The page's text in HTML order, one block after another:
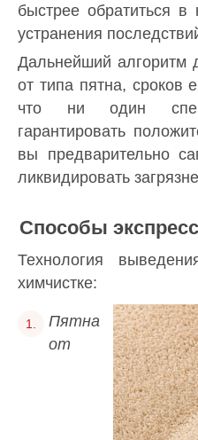
быстрее обратиться
устранения
Дальнейший алгоритм
от типа пятна, сроков
что ни один
гарантировать
вы предварительно
ликвидировать
Способы
Технология
химчистке:
Пятна
от